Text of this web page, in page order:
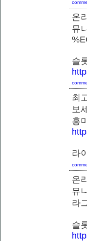
온
뮤
슬
최
보
흥
라
온
뮤
라
슬